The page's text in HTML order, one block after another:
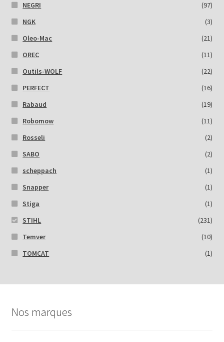
NEGRI
(97)
NGK
(3)
Oleo-Mac
(21)
OREC
(11)
Outils-WOLF
(22)
PERFECT
(16)
Rabaud
(19)
Robomow
(11)
Rosseli
(2)
SABO
(2)
scheppach
(1)
Snapper
(1)
Stiga
(1)
STIHL
(231)
Temver
(10)
TOMCAT
(1)
Nos marques